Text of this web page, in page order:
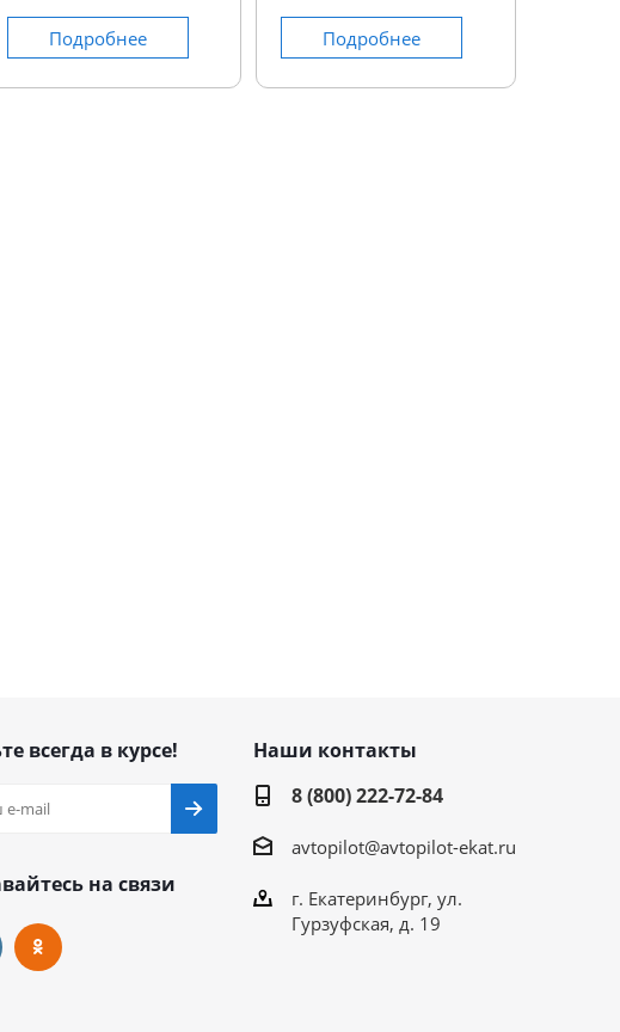
Подробнее Подробнее
всегда в курсе!
на связи
Наши контакты
8 (800) 222-72-84
avtopilot@avtopilot-ekat.ru
г. Екатеринбург, ул.
Гурзуфская, д. 19